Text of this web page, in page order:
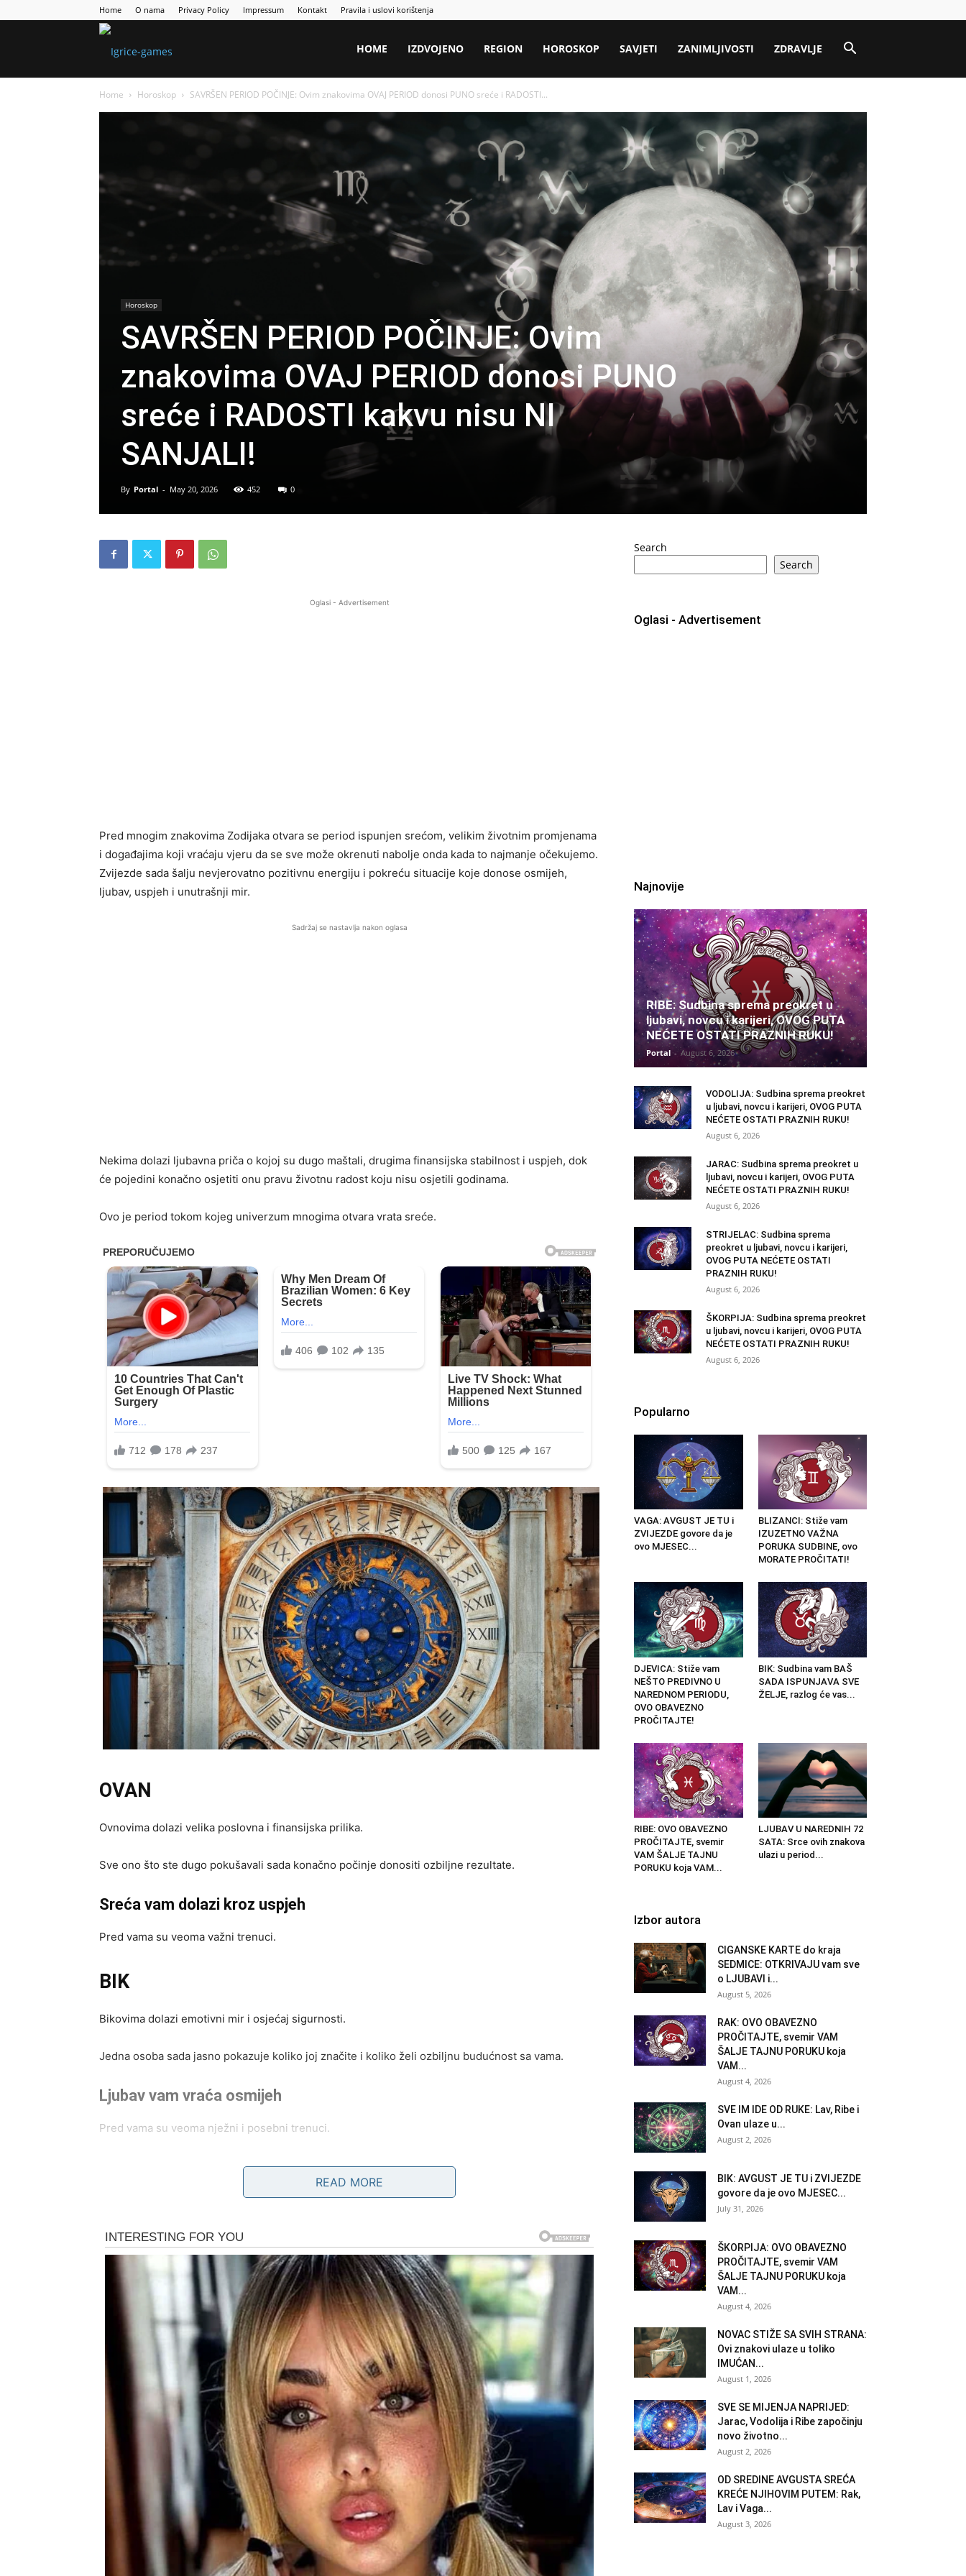
Home O nama Privacy Policy Impressum Kontakt Pravila i uslovi korištenja
HOME IZDVOJENO REGION HOROSKOP SAVJETI ZANIMLJIVOSTI ZDRAVLJE
Home Horoskop SAVRŠEN PERIOD POČINJE: Ovim znakovima OVAJ PERIOD donosi PUNO sreće i RADOSTI...
Horoskop
SAVRŠEN PERIOD POČINJE: Ovim
znakovima OVAJ PERIOD donosi PUNO
sreće i RADOSTI kakvu nisu NI
SANJALI!
By Portal - May 20, 2026 452 0
Oglasi - Advertisement
Pred mnogim znakovima Zodijaka otvara se period ispunjen srećom, velikim životnim promjenama
i događajima koji vraćaju vjeru da se sve može okrenuti nabolje onda kada to najmanje očekujemo.
Zvijezde sada šalju nevjerovatno pozitivnu energiju i pokreću situacije koje donose osmijeh,
ljubav, uspjeh i unutrašnji mir.
Sadržaj se nastavlja nakon oglasa
Nekima dolazi ljubavna priča o kojoj su dugo maštali, drugima finansijska stabilnost i uspjeh, dok
će pojedini konačno osjetiti onu pravu životnu radost koju nisu osjetili godinama.
Ovo je period tokom kojeg univerzum mnogima otvara vrata sreće.
OVAN
Ovnovima dolazi velika poslovna i finansijska prilika.
Sve ono što ste dugo pokušavali sada konačno počinje donositi ozbiljne rezultate.
Sreća vam dolazi kroz uspjeh
Pred vama su veoma važni trenuci.
BIK
Bikovima dolazi emotivni mir i osjećaj sigurnosti.
Jedna osoba sada jasno pokazuje koliko joj značite i koliko želi ozbiljnu budućnost sa vama.
Ljubav vam vraća osmijeh
Pred vama su veoma nježni i posebni trenuci.
Moguće je poznanstvo koje vam potpuno mijenja svakodnevicu i pogled na život.
Ništa više neće biti isto
Pred vama su veoma uzbudljivi trenuci.
RAK
Rakovi su među najvećim sretnicima ovog perioda.
Poslije mnogo tuge dolazi sreća koja vam vraća vjeru da čuda zaista postoje.
Radost vam ulazi u život na velika vrata
Pred vama su veoma nježni i sretni trenuci.
READ MORE
Search
Search
Oglasi - Advertisement
Najnovije
RIBE: Sudbina sprema preokret u
ljubavi, novcu i karijeri, OVOG PUTA
NEĆETE OSTATI PRAZNIH RUKU!
Portal - August 6, 2026
VODOLIJA: Sudbina sprema preokret
u ljubavi, novcu i karijeri, OVOG PUTA
NEĆETE OSTATI PRAZNIH RUKU!
August 6, 2026
JARAC: Sudbina sprema preokret u
ljubavi, novcu i karijeri, OVOG PUTA
NEĆETE OSTATI PRAZNIH RUKU!
August 6, 2026
STRIJELAC: Sudbina sprema
preokret u ljubavi, novcu i karijeri,
OVOG PUTA NEĆETE OSTATI
PRAZNIH RUKU!
August 6, 2026
ŠKORPIJA: Sudbina sprema preokret
u ljubavi, novcu i karijeri, OVOG PUTA
NEĆETE OSTATI PRAZNIH RUKU!
August 6, 2026
Popularno
VAGA: AVGUST JE TU i
ZVIJEZDE govore da je
ovo MJESEC...
BLIZANCI: Stiže vam
IZUZETNO VAŽNA
PORUKA SUDBINE, ovo
MORATE PROČITATI!
DJEVICA: Stiže vam
NEŠTO PREDIVNO U
NAREDNOM PERIODU,
OVO OBAVEZNO
PROČITAJTE!
BIK: Sudbina vam BAŠ
SADA ISPUNJAVA SVE
ŽELJE, razlog će vas...
RIBE: OVO OBAVEZNO
PROČITAJTE, svemir
VAM ŠALJE TAJNU
PORUKU koja VAM...
LJUBAV U NAREDNIH 72
SATA: Srce ovih znakova
ulazi u period...
Izbor autora
CIGANSKE KARTE do kraja
SEDMICE: OTKRIVAJU vam sve
o LJUBAVI i...
August 5, 2026
RAK: OVO OBAVEZNO
PROČITAJTE, svemir VAM
ŠALJE TAJNU PORUKU koja
VAM...
August 4, 2026
SVE IM IDE OD RUKE: Lav, Ribe i
Ovan ulaze u...
August 2, 2026
BIK: AVGUST JE TU i ZVIJEZDE
govore da je ovo MJESEC...
July 31, 2026
ŠKORPIJA: OVO OBAVEZNO
PROČITAJTE, svemir VAM
ŠALJE TAJNU PORUKU koja
VAM...
August 4, 2026
NOVAC STIŽE SA SVIH STRANA:
Ovi znakovi ulaze u toliko
IMUĆAN...
August 1, 2026
SVE SE MIJENJA NAPRIJED:
Jarac, Vodolija i Ribe započinju
novo životno...
August 2, 2026
OD SREDINE AVGUSTA SREĆA
KREĆE NJIHOVIM PUTEM: Rak,
Lav i Vaga...
August 3, 2026